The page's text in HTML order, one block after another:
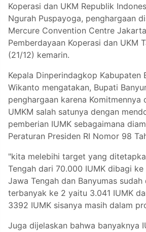
Koperasi dan UKM Republik
Ngurah Puspayoga, penghargaan
Mercure Convention Centre
Pemberdayaan Koperasi dan UKM
(21/12) kemarin.
Kepala Dinperindagkop Kabupaten
Wikanto mengatakan, Bupati
penghargaan karena Komitmennya
UMKM salah satunya dengan
pemberian IUMK sebagaimana
Peraturan Presiden RI Nomor 98
"kita melebihi target yang
Tengah dari 70.000 IUMK dibagi ke
Jawa Tengah dan Banyumas
terbanyak ke 2 yaitu 3.041 IUMK
3392 IUMK sisanya masih dalam
Juga dijelaskan bahwa banyaknya